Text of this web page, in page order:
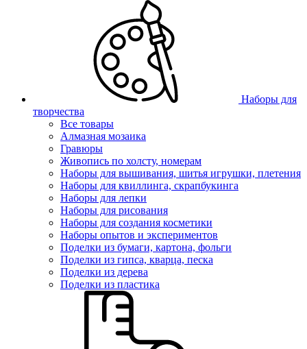
Наборы для
творчества
Все товары
Алмазная мозаика
Гравюры
Живопись по холсту, номерам
Наборы для вышивания, шитья игрушки, плетения
Наборы для квиллинга, скрапбукинга
Наборы для лепки
Наборы для рисования
Наборы для создания косметики
Наборы опытов и экспериментов
Поделки из бумаги, картона, фольги
Поделки из гипса, кварца, песка
Поделки из дерева
Поделки из пластика